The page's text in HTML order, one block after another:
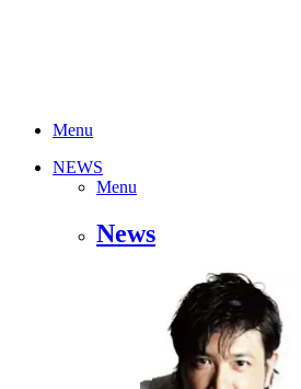
Menu
NEWS
Menu
News